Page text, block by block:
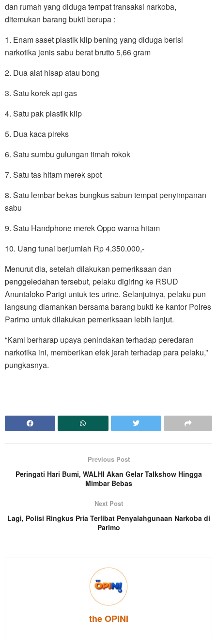
dan rumah yang diduga tempat transaksi narkoba,
ditemukan barang bukti berupa :
1. Enam saset plastik klip bening yang diduga berisi
narkotika jenis sabu berat brutto 5,66 gram
2. Dua alat hisap atau bong
3. Satu korek api gas
4. Satu pak plastik klip
5. Dua kaca pireks
6. Satu sumbu gulungan timah rokok
7. Satu tas hitam merek spot
8. Satu lembar bekas bungkus sabun tempat penyimpanan
sabu
9. Satu Handphone merek Oppo warna hitam
10. Uang tunai berjumlah Rp 4.350.000,-
Menurut dia, setelah dilakukan pemeriksaan dan
penggeledahan tersebut, pelaku digiring ke RSUD
Anuntaloko Parigi untuk tes urine. Selanjutnya, pelaku pun
langsung diamankan bersama barang bukti ke kantor Polres
Parimo untuk dilakukan pemeriksaan lebih lanjut.
“Kami berharap upaya penindakan terhadap peredaran
narkotika ini, memberikan efek jerah terhadap para pelaku,”
pungkasnya.
Previous Post
Peringati Hari Bumi, WALHI Akan Gelar Talkshow Hingga
Mimbar Bebas
Next Post
Lagi, Polisi Ringkus Pria Terlibat Penyalahgunaan Narkoba di
Parimo
the OPINI